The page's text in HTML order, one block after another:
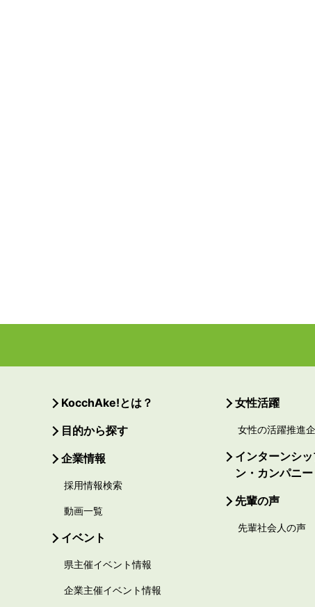
KocchAke!とは？
目的から探す
企業情報
採用情報検索
動画一覧
イベント
県主催イベント情報
企業主催イベント情報
女性活躍
女性の活躍推進
インターンシ
ン・カンパニー
先輩の声
先輩社会人の声